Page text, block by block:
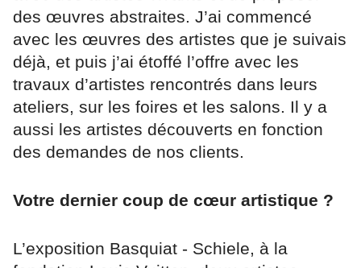
des œuvres abstraites. J’ai commencé
avec les œuvres des artistes que je suivais
déjà, et puis j’ai étoffé l’offre avec les
travaux d’artistes rencontrés dans leurs
ateliers, sur les foires et les salons. Il y a
aussi les artistes découverts en fonction
des demandes de nos clients.
Votre dernier coup de cœur artistique ?
L’exposition Basquiat - Schiele, à la